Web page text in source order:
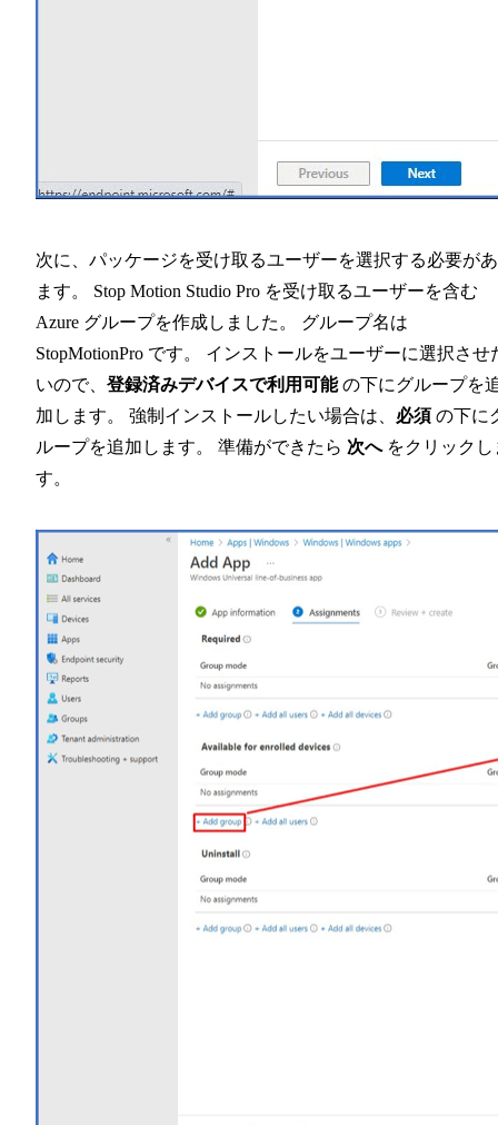
次に、パッケージを受け取るユーザーを選択する必要が
ます。 Stop Motion Studio Pro を受け取るユーザーを含む
Azure グループを作成しました。 グループ名は
StopMotionPro です。 インストールをユーザーに選択させ
いので、 登録済みデバイスで利用可能の下にグループを
加します。 強制インストールしたい場合は、 必須 の下に
ループを追加します。 準備ができたら 次へをクリックし
す。